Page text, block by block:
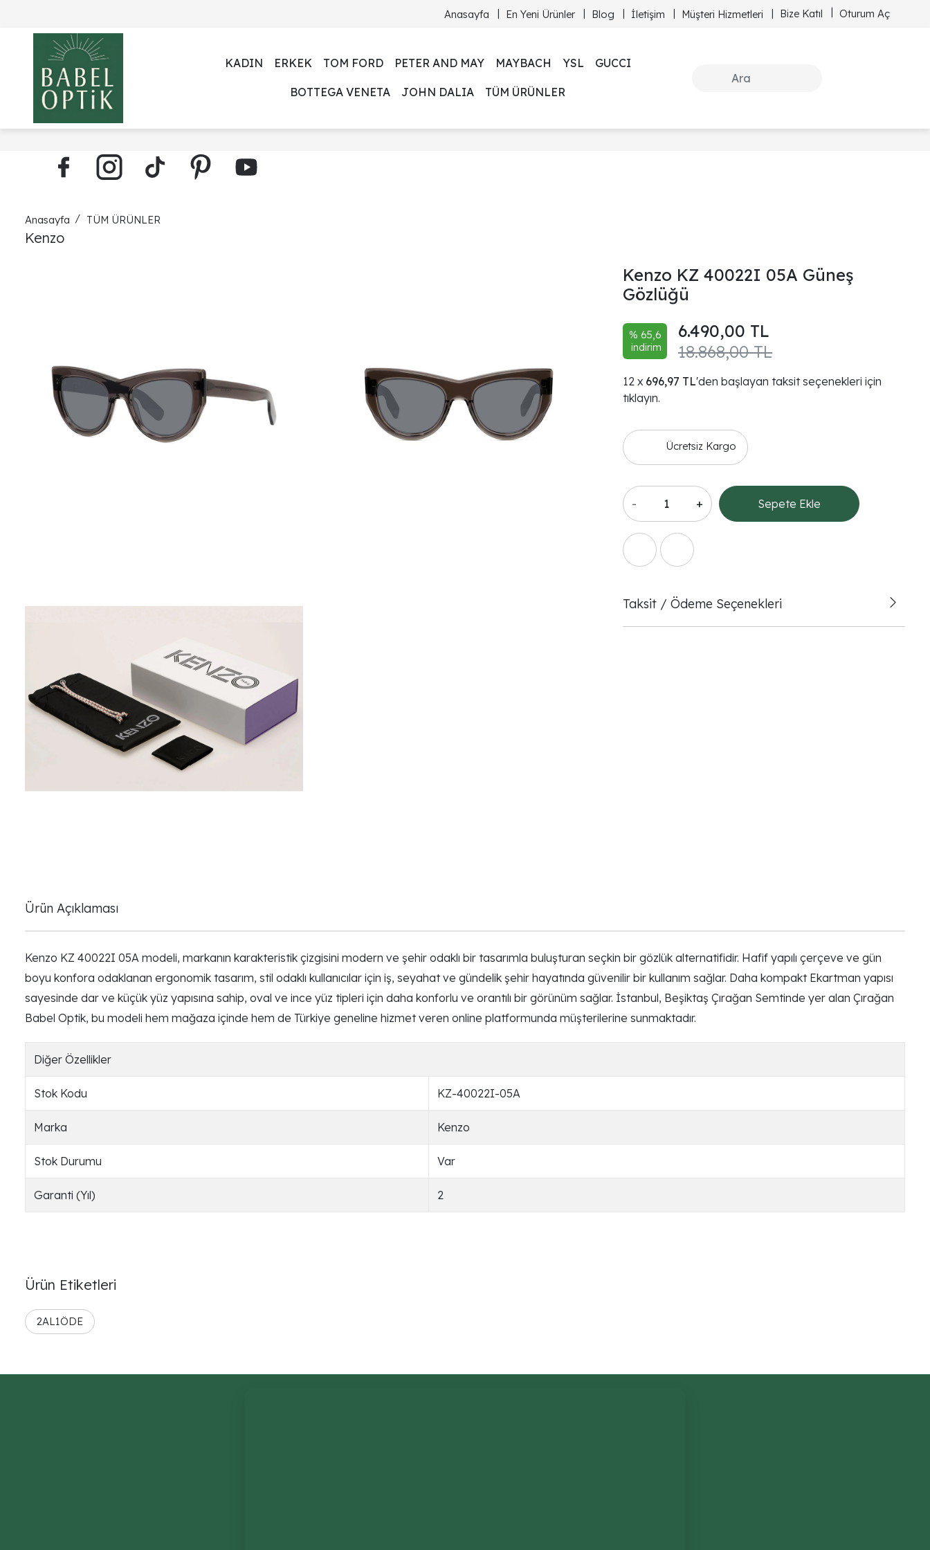
Anasayfa En Yeni Ürünler Blog İletişim Müşteri Hizmetleri Bize Katıl Oturum Aç
KADIN ERKEK TOM FORD PETER AND MAY MAYBACH YSL GUCCI
BOTTEGA VENETA JOHN DALIA TÜM ÜRÜNLER
Anasayfa TÜM ÜRÜNLER
Kenzo
Kenzo KZ 40022I 05A Güneş
Gözlüğü
% 65,6
indirim
18.868,00 TL
6.490,00 TL
696,97 TL'den başlayan taksit seçenekleri için
tıklayın.
Ücretsiz Kargo
- + Sepete Ekle
Taksit / Ödeme Seçenekleri
Ürün Açıklaması
Kenzo KZ 40022I 05A modeli, markanın karakteristik çizgisini modern ve şehir odaklı bir tasarımla buluşturan seçkin bir gözlük alternatifidir. Hafif yapılı çerçeve ve gün
boyu konfora odaklanan ergonomik tasarım, stil odaklı kullanıcılar için iş, seyahat ve gündelik şehir hayatında güvenilir bir kullanım sağlar. Daha kompakt Ekartman yapısı
sayesinde dar ve küçük yüz yapısına sahip, oval ve ince yüz tipleri için daha konforlu ve orantılı bir görünüm sağlar. İstanbul, Beşiktaş Çırağan Semtinde yer alan Çırağan
Babel Optik, bu modeli hem mağaza içinde hem de Türkiye geneline hizmet veren online platformunda müşterilerine sunmaktadır.
Diğer Özellikler
Stok Kodu KZ-40022I-05A
Marka Kenzo
Stok Durumu Var
Garanti (Yıl) 2
Ürün Etiketleri
2AL1ÖDE